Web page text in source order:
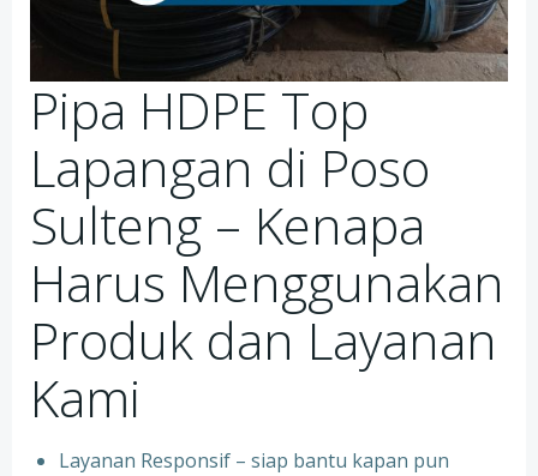
Pipa HDPE Top
Lapangan di Poso
Sulteng – Kenapa
Harus Menggunakan
Produk dan Layanan
Kami
Layanan Responsif – siap bantu kapan pun